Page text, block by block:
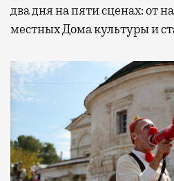
два дня на пяти сценах: от
местных Дома культуры и